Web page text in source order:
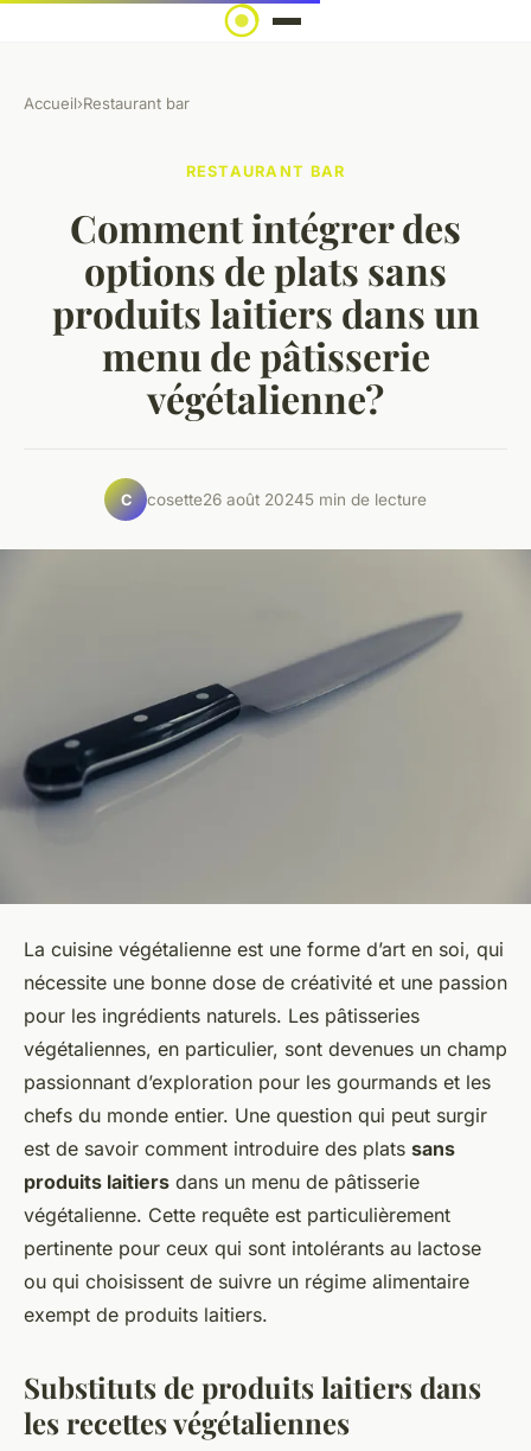
Accueil›Restaurant bar
RESTAURANT BAR
Comment intégrer des
options de plats sans
produits laitiers dans un
menu de pâtisserie
végétalienne?
C cosette26 août 20245 min de lecture
La cuisine végétalienne est une forme d’art en soi, qui
nécessite une bonne dose de créativité et une passion
pour les ingrédients naturels. Les pâtisseries
végétaliennes, en particulier, sont devenues un champ
passionnant d’exploration pour les gourmands et les
chefs du monde entier. Une question qui peut surgir
est de savoir comment introduire des plats sans
produits laitiers dans un menu de pâtisserie
végétalienne. Cette requête est particulièrement
pertinente pour ceux qui sont intolérants au lactose
ou qui choisissent de suivre un régime alimentaire
exempt de produits laitiers.
Substituts de produits laitiers dans
les recettes végétaliennes